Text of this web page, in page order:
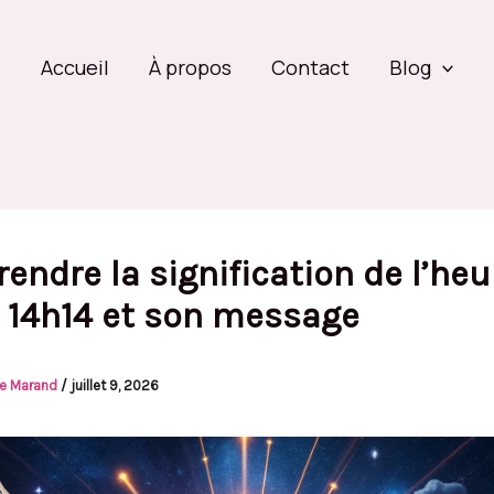
Accueil À propos Contact Blog
la signification de
et son message
Marand / juillet 9, 2026